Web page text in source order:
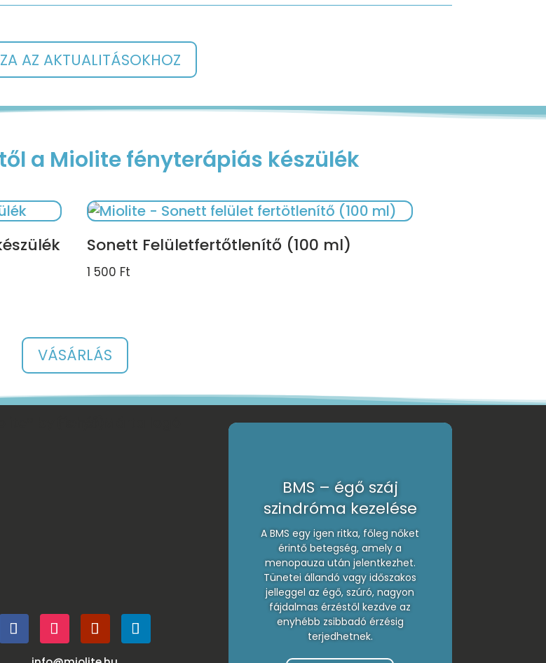
AZ AKTUALITÁSOKHOZ
a Miolite fényterápiás készülék
Sonett Felületfertőtlenítő (100 ml)
1 500 Ft
VÁSÁRLÁS
BMS – égő száj
szindróma kezelése
A BMS egy igen ritka, főleg nőket
érintő betegség, amely a
menopauza után jelentkezhet.
Tünetei állandó vagy időszakos
jelleggel az égő, szúró, nagyon
fájdalmas érzéstől kezdve az
enyhébb zsibbadó érzésig
terjedhetnek.